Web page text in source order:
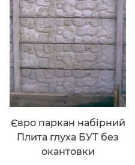
Євро паркан набірний
Плита глуха БУТ без
окантовки